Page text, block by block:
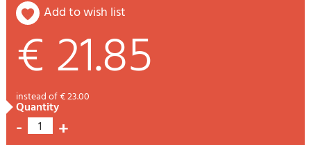
add to wish list
€ 21.85
instead of € 23.00
quantity
- 1 +